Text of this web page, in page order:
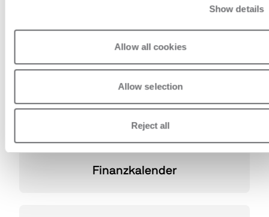
Show details
Allow all cookies
Allow selection
Reject all
Geschäftsberichte
Finanzkalender